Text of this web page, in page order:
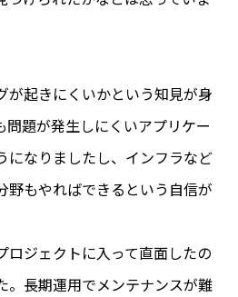
が起きにくいかという知見が身
問題が発生しにくいアプリケー
になりましたし、インフラなど
野もやればできるという自信が
ロジェクトに入って直面したの
。長期運用でメンテナンスが難